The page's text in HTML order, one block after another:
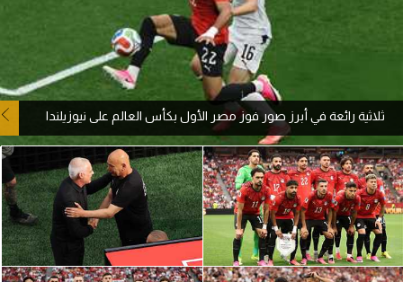
بطولات
أمريكا 2026
الدوري المصري
الدوري الإنجليزي الممتاز
الدوري الإسباني
ثلاثية رائعة في أبرز صور فوز مصر الأول بكأس العالم على نيوزيلندا